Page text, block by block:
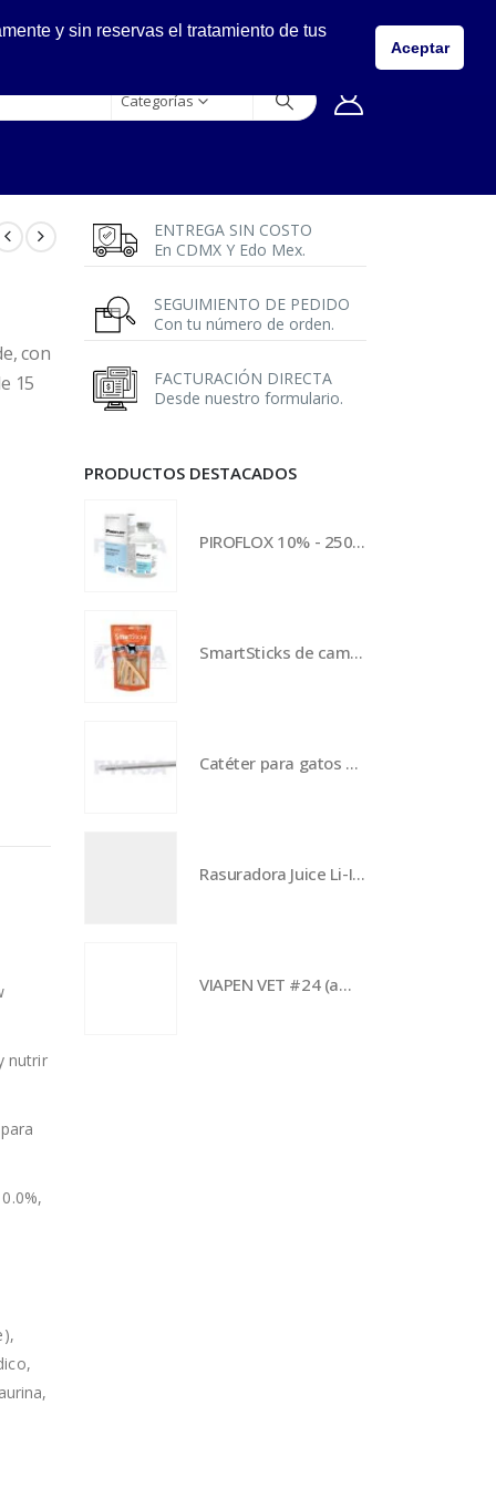
5557149400
Categorías
con
15
nutrir
ENTREGA SIN COSTO
En CDMX Y Edo Mex.
SEGUIMIENTO DE PEDIDO
Con tu número de orden.
FACTURACIÓN DIRECTA
Desde nuestro formulario.
PRODUCTOS DESTACADOS
PIROFLOX 10% - 250 mL
SmartSticks de camote - 5 piezas
Catéter para gatos BUSTER - 13 x 130 mm
Rasuradora Juice Li-Ion
VIAPEN VET #24 (amarillo) - 1 pieza
y sin reservas el tratamiento de tus
Aceptar